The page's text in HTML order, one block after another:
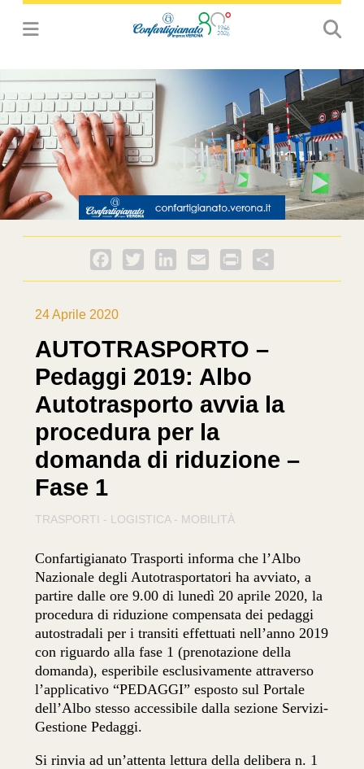
Facebook
Twitter LinkedInEmail PrintFriendly
24 Aprile 2020
AUTOTRASPORTO –
Pedaggi 2019: Albo
Autotrasporto avvia la
procedura per la
domanda di riduzione –
Fase 1
TRASPORTI - LOGISTICA - MOBILITÀ
Confartigianato Trasporti informa che l’Albo
Nazionale degli Autotrasportatori ha avviato, a
partire dalle ore 9.00 di lunedì 20 aprile 2020, la
procedura di riduzione compensata dei pedaggi
autostradali per i transiti effettuati nell’anno 2019
con riguardo alla fase 1 (prenotazione della
domanda), esperibile esclusivamente attraverso
l’applicativo “PEDAGGI” esposto sul Portale
dell’Albo stesso accessibile dalla sezione Servizi-
Gestione Pedaggi.
Si rinvia ad un’attenta lettura della delibera n. 1